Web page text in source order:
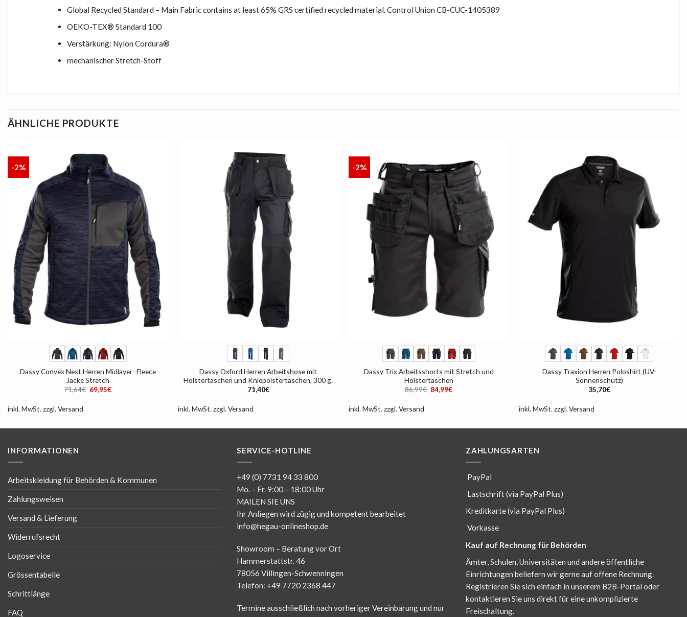
Global Recycled Standard – Main Fabric contains at least 65% GRS certified recycled material. Control Union CB-CUC-1405389
OEKO-TEX® Standard 100
Verstärkung: Nylon Cordura®
mechanischer Stretch-Stoff
ÄHNLICHE PRODUKTE
-2%
LISTE
Dassy Convex Next Herren Midlayer- Fleece
Jacke Stretch
71,64€ Ursprünglicher
Preis
69,95€Aktueller
inkl. MwSt.zzgl.Versand
Dassy Oxford Herren Arbeitshose mit
Holstertaschen und Kniepolstertaschen, 300 g.
71,40€
inkl. MwSt.zzgl.Versand
-2%
AUF
LISTE
Dassy Trix Arbeitsshorts mit Stretch und
Holstertaschen
86,99€ Ursprünglicher
Preis
84,99€Aktueller
inkl. MwSt.zzgl.Versand
Dassy Traxion Herren Poloshirt (UV-
Sonnenschutz)
35,70€
inkl. MwSt.zzgl.Versand
INFORMATIONEN
Arbeitskleidung für Behörden & Kommunen
Zahlungsweisen
Versand & Lieferung
Widerrufsrecht
Logoservice
Grössentabelle
Schrittlänge
FAQ
SERVICE-HOTLINE
+49 (0) 7731 94 33 800
Mo. – Fr. 9:00 – 18:00 Uhr
MAILEN SIE UNS
Ihr Anliegen wird zügig und kompetent bearbeitet
info@hegau-onlineshop.de
Showroom – Beratung vor Ort
Hammerstattstr. 46
78056 Villingen-Schwenningen
Telefon: +49 7720 2368 447
Termine ausschließlich nach vorheriger Vereinbarung und nur
ZAHLUNGSARTEN
PayPal
Lastschrift (via PayPal Plus)
Kreditkarte (via PayPal Plus)
Vorkasse
Kauf auf Rechnung für Behörden
Ämter, Schulen, Universitäten und andere öffentliche
Einrichtungen beliefern wir gerne auf offene Rechnung.
Registrieren Sie sich einfach in unserem B2B-Portal oder
kontaktieren Sie uns direkt für eine unkomplizierte
Freischaltung.